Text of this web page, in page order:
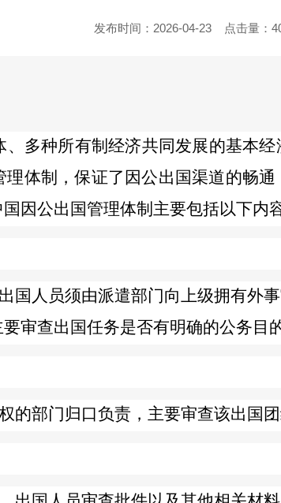
发布时间：2026-04-23 点击量：
多种所有制经济共同发展的基本
体制，保证了因公出国渠道的畅
因公出国管理体制主要包括以下内
人员须由派遣部门向上级拥有外
审查出国任务是否有明确的公务目
部门归口负责，主要审查该出国团